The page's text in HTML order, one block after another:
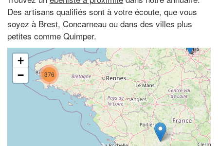
Des artisans qualifiés sont à votre écoute, que vous
soyez à Brest, Concarneau ou dans des villes plus
petites comme Quimper.
376
+
−